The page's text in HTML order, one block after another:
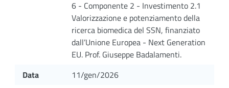
6 - Componente 2 - Investimento 2.1
Valorizzazione e potenziamento della
ricerca biomedica del SSN, finanziato
dall’Unione Europea - Next Generation
EU. Prof. Giuseppe Badalamenti.
Data
11/gen/2026